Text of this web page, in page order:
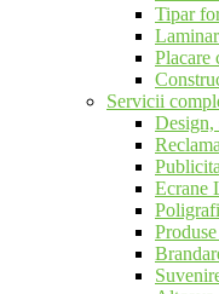
Tipar
Placare
Servicii
Design,
Ecrane